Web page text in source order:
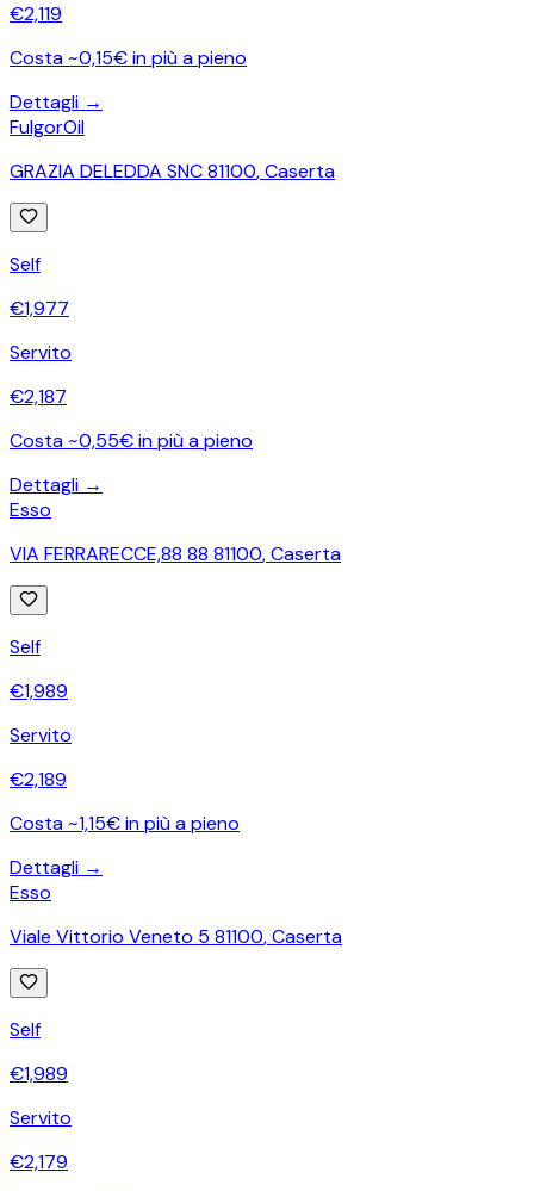
€2,119
Costa ~0,15€ in più a pieno
Dettagli →
FulgorOil
GRAZIA DELEDDA SNC 81100,Caserta
Self
€1,977
Servito
€2,187
Costa ~0,55€ in più a pieno
Dettagli →
Esso
VIA FERRARECCE,88 88 81100,Caserta
Self
€1,989
Servito
€2,189
Costa ~1,15€ in più a pieno
Dettagli →
Esso
Viale Vittorio Veneto 5 81100,Caserta
Self
€1,989
Servito
€2,179